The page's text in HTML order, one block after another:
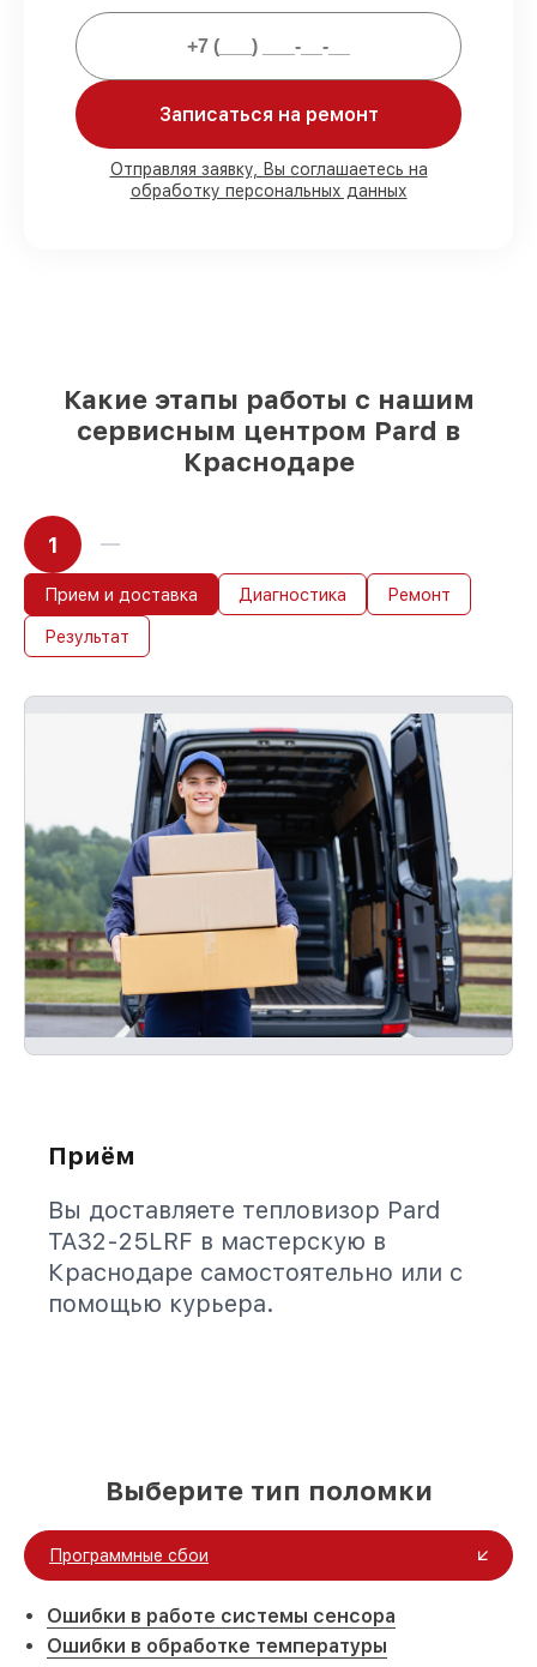
Мы гарантируем:
работ с возможностью
присутствовать
90%комплектующих для тепловизоров
на складе или доступны для быстрой
Записаться на ремонт
Отправляя заявку, Вы соглашаетесь на
обработку персональных данных
Какие этапы работы с нашим
сервисным центром Pard в
Краснодаре
1
Прием и доставка Диагностика Ремонт
Результат
Приём
Вы доставляете тепловизор Pard
TA32-25LRF в мастерскую в
Краснодаре самостоятельно или с
помощью курьера.
Выберите тип поломки
Программные сбои
Ошибки в работе системы сенсора
Ошибки в обработке температуры